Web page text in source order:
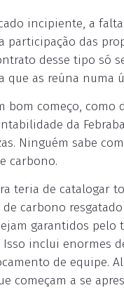
incipiente, a
participação das
desse tipo só
que as reúna numa
bom começo, como
da
Ninguém sabe
carbono.
teria de catalogar
carbono
garantidos pelo
Isso inclui enormes
de equipe.
começam a se